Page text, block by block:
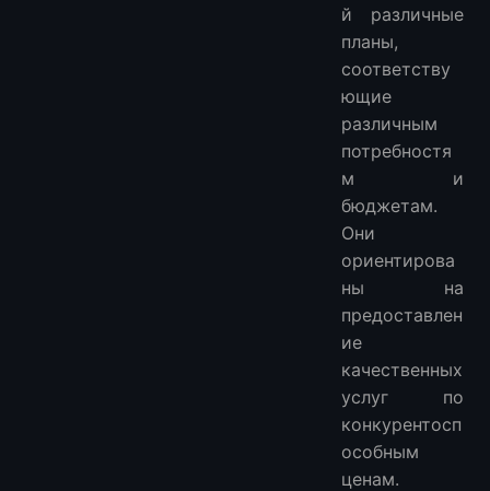
й различные
планы,
соответству
ющие
различным
потребностя
м и
бюджетам.
Они
ориентирова
ны на
предоставлен
ие
качественных
услуг по
конкурентосп
особным
ценам.